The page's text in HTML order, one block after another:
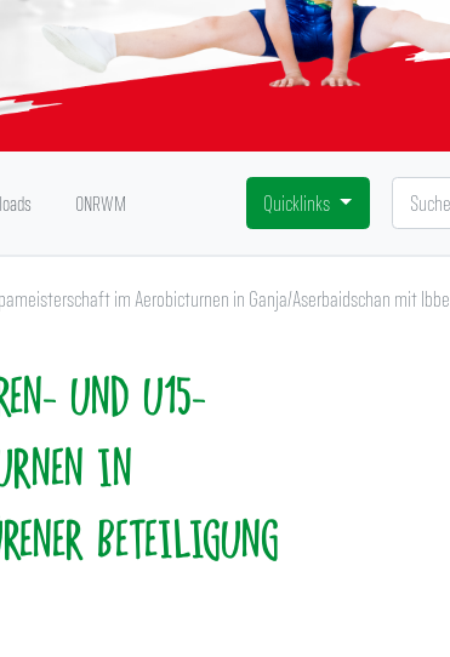
ONRWM Quicklinks Suchen
im Aerobicturnen in Ganja/Aserbaidschan mit
UND U15-
IN
BETEILIGUNG